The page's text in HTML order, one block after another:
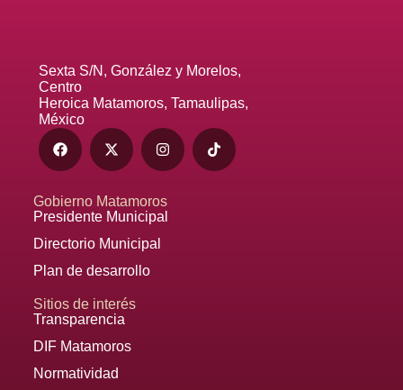
Sexta S/N, González y Morelos,
Centro
Heroica Matamoros, Tamaulipas,
México
Gobierno Matamoros
Presidente Municipal
Directorio Municipal
Plan de desarrollo
Sitios de interés
Transparencia
DIF Matamoros
Normatividad